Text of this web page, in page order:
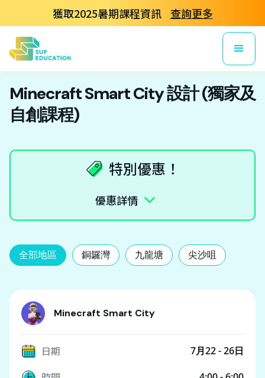
獲取2025暑期課程資訊 查詢更多
Minecraft Smart City 設計 (獨家及
自創課程)
特別優惠！
優惠詳情
全部地區 銅鑼灣 九龍塘 尖沙咀
Minecraft Smart City
日期 7月22 - 26日